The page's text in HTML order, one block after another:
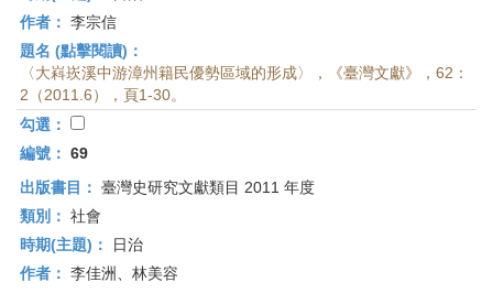
作者： 李宗信
題名 (點擊閱讀)：
〈大嵙崁溪中游漳州籍民優勢區域的形成〉，《臺灣文獻》，62：
2（2011.6），頁1-30。
勾選：
編號： 69
出版書目： 臺灣史研究文獻類目 2011 年度
類別： 社會
時期(主題)：
日治
作者： 李佳洲、林美容